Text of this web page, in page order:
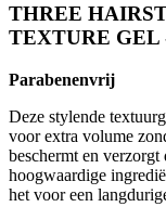
THREE
TEXTURE GEL
Parabenenvrij
Deze stylende
voor extra volume
beschermt en
hoogwaardige
het voor een